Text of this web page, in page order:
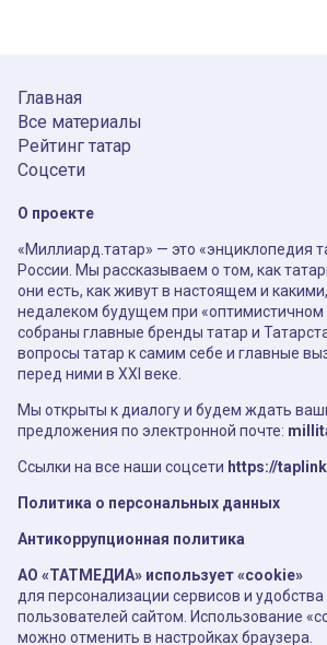
Главная
Все материалы
Рейтинг татар
Соцсети
О проекте
«Миллиард.татар» — это «энциклопедия
России. Мы рассказываем о том, как
они есть, как живут в настоящем и
недалеком будущем при «оптимистичном
собраны главные бренды татар и
вопросы татар к самим себе и главные
перед ними в XXI веке.
Мы открыты к диалогу и будем ждать
предложения по электронной почте:
Ссылки на все наши соцсети https://
Политика о персональных данных
Антикоррупционная политика
АО «ТАТМЕДИА» использует «cookie»
для персонализации сервисов и удобства
пользователей сайтом. Использование
можно отменить в настройках браузера.